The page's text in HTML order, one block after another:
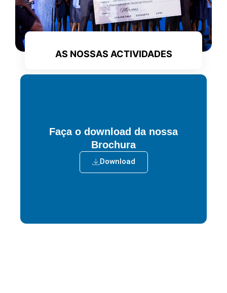
AS NOSSAS ACTIVIDADES
Faça o download da nossa
Brochura
Download